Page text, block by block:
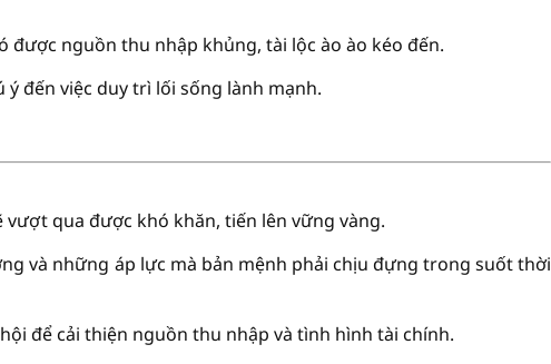
được nguồn thu nhập khủng, tài lộc ào ào kéo đến.
đến việc duy trì lối sống lành mạnh.
vượt qua được khó khăn, tiến lên vững vàng.
và những áp lực mà bản mệnh phải chịu đựng trong suốt thời
để cải thiện nguồn thu nhập và tình hình tài chính.